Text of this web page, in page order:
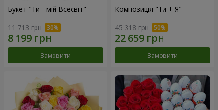
Букет "Ти - мій Всесвіт"
11 713 грн
Замовити
Композиція "Ти + Я"
45 318 грн
Замовити